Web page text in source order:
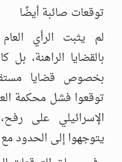
توقعات صائبة أيضًا
لم يثبت الرأي
بالقضايا الراهنة،
بخصوص قضايا
توقعوا فشل محكمة
الإسرائيلي على
يتوجهوا إلى الحدود